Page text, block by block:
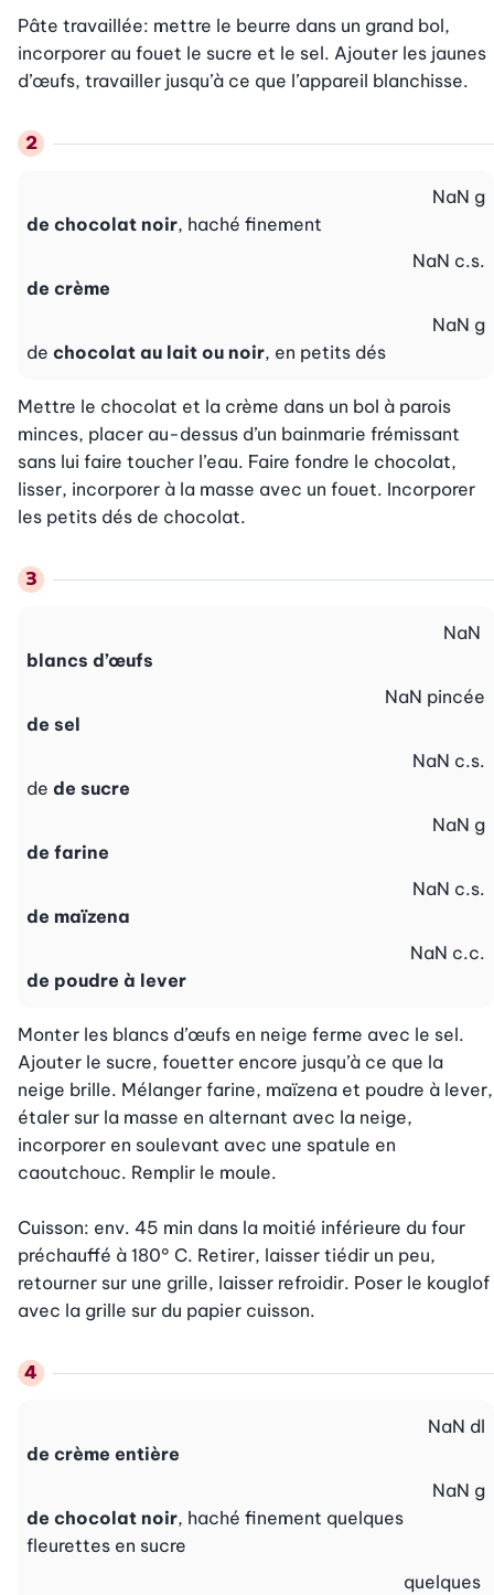
Pâte travaillée: mettre le beurre dans un grand bol,
incorporer au fouet le sucre et le sel. Ajouter les jaunes
d’œufs, travailler jusqu’à ce que l’appareil blanchisse.
de chocolat noir, haché finement
NaN g
de crème
NaN c.s.
de chocolat au lait ou noir, en petits dés
NaN g
Mettre le chocolat et la crème dans un bol à parois
minces, placer au-dessus d’un bainmarie frémissant
sans lui faire toucher l’eau. Faire fondre le chocolat,
lisser, incorporer à la masse avec un fouet. Incorporer
les petits dés de chocolat.
blancs d’œufs
NaN
de sel
NaN pincée
de de sucre
NaN c.s.
de farine
NaN g
de maïzena
NaN c.s.
de poudre à lever
NaN c.c.
Monter les blancs d’œufs en neige ferme avec le sel.
Ajouter le sucre, fouetter encore jusqu’à ce que la
neige brille. Mélanger farine, maïzena et poudre à lever,
étaler sur la masse en alternant avec la neige,
incorporer en soulevant avec une spatule en
caoutchouc. Remplir le moule.
Cuisson: env. 45 min dans la moitié inférieure du four
préchauffé à 180° C. Retirer, laisser tiédir un peu,
retourner sur une grille, laisser refroidir. Poser le kouglof
avec la grille sur du papier cuisson.
de crème entière
NaN dl
de chocolat noir, haché finement quelques
fleurettes en sucre
NaN g
quelques